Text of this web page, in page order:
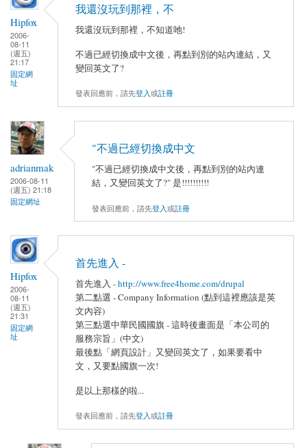
Hipfox
2006-
08-11
(週五)
21:17
固定網
址
我還沒玩到那裡，不
我還沒玩到那裡，不知道吔!
不過已經切換成中文後，再點到別的站內連結，又
變回英文了?
發表回應前，請先登入或註冊
adrianmak
2006-08-11
(週五) 21:18
固定網址
"不過已經切換成中文
"不過已經切換成中文後，再點到別的站內連
結，又變回英文了?" 是!!!!!!!!!!
發表回應前，請先登入或註冊
Hipfox
2006-
08-11
(週五)
21:31
固定網
址
首先進入 -
首先進入 -http://www.free4home.com/drupal
第二點選 - Company Information (點到這裡應該是英
文內容)
第三點選中華民國國旗 - 這時後畫面是「本公司的
服務宗旨」(中文)
最後點「網頁設計」又變回英文了，如果要看中
文，又要點國旗一次!
是以上那樣的啦...
發表回應前，請先登入或註冊